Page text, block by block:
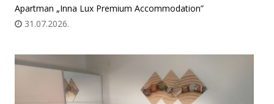
Apartman „Inna Lux Premium Accommodation”
31.07.2026.